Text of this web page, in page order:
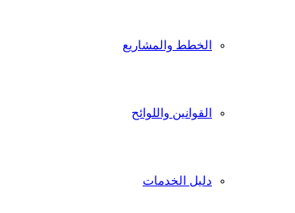
الخطط والمشاريع
القوانين واللوائح
دليل الخدمات